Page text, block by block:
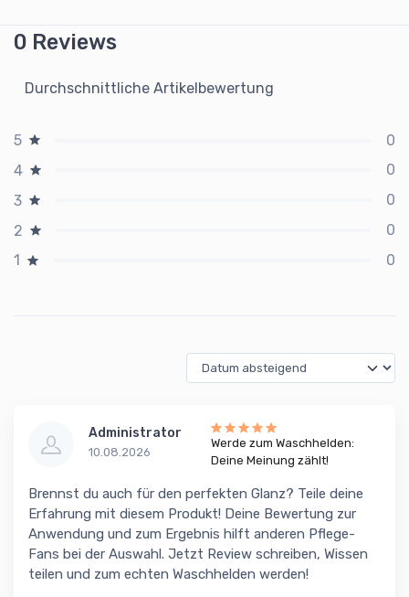
0 Reviews
Durchschnittliche Artikelbewertung
5
0
4
0
3
0
2
0
1
0
Administrator
10.08.2026
Werde zum Waschhelden:
Deine Meinung zählt!
Brennst du auch für den perfekten Glanz? Teile deine
Erfahrung mit diesem Produkt! Deine Bewertung zur
Anwendung und zum Ergebnis hilft anderen Pflege-
Fans bei der Auswahl. Jetzt Review schreiben, Wissen
teilen und zum echten Waschhelden werden!